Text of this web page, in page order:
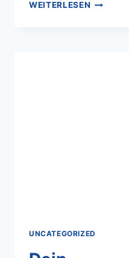
WEITERLESEN
UNCATEGORIZED